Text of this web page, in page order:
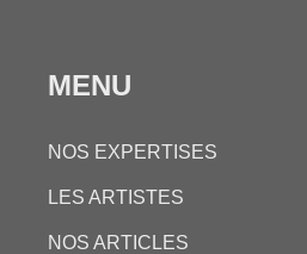
MENU
NOS EXPERTISES
LES ARTISTES
NOS ARTICLES